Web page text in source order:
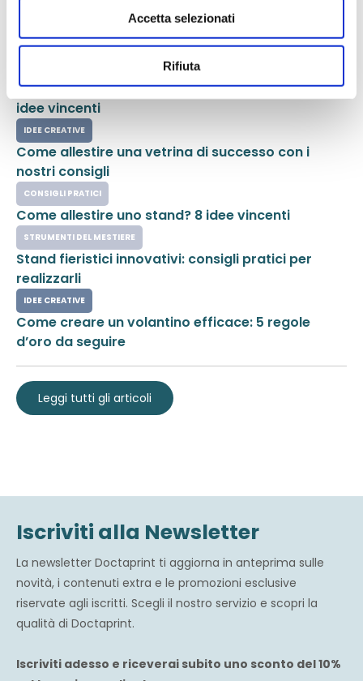
Accetta selezionati
Rifiuta
Ultime dal Blog
Come attirare clienti in negozio? Scoprilo con 10
idee vincenti
IDEE CREATIVE
Come allestire una vetrina di successo con i
nostri consigli
CONSIGLI PRATICI
Come allestire uno stand? 8 idee vincenti
STRUMENTI DEL MESTIERE
Stand fieristici innovativi: consigli pratici per
realizzarli
IDEE CREATIVE
Come creare un volantino efficace: 5 regole
d’oro da seguire
Leggi tutti gli articoli
Iscriviti alla Newsletter
La newsletter Doctaprint ti aggiorna in anteprima sulle
novità, i contenuti extra e le promozioni esclusive
riservate agli iscritti. Scegli il nostro servizio e scopri la
qualità di Doctaprint.
Iscriviti adesso e riceverai subito uno sconto del 10%